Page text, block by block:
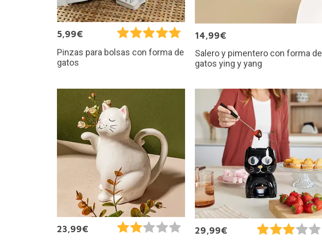
5,99€
Pinzas para bolsas con forma de
gatos
14,99€
Salero y pimentero con forma de
gatos ying y yang
23,99€
29,99€